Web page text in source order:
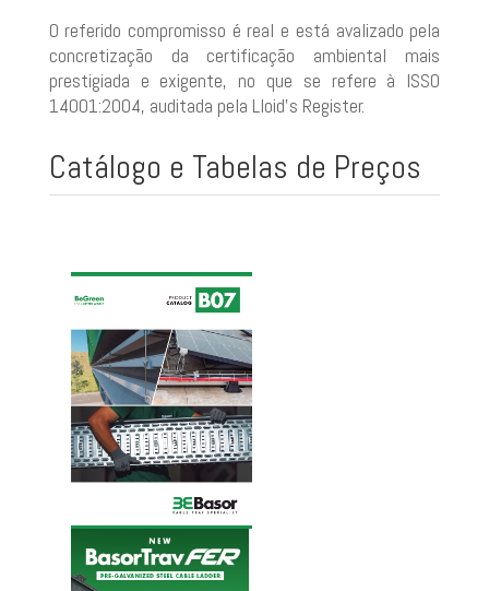
O referido compromisso é real e está avalizado pela
concretização da certificação ambiental mais
prestigiada e exigente, no que se refere à ISSO
14001:2004, auditada pela Lloid’s Register.
Catálogo e Tabelas de Preços